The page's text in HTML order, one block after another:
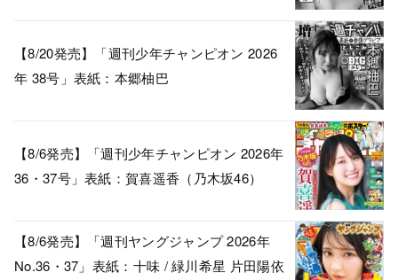
【8/20発売】「週刊少年チャンピオン 2026
年 38号」表紙：本郷柚巴
【8/6発売】「週刊少年チャンピオン 2026年
36・37号」表紙：賀喜遥香（乃木坂46）
【8/6発売】「週刊ヤングジャンプ 2026年
No.36・37」表紙：十味 / 緑川希星 片田陽依